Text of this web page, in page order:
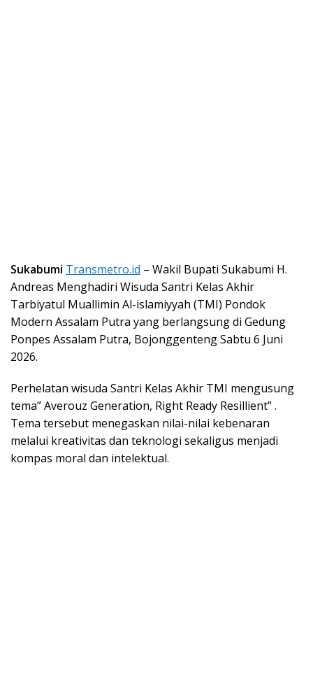
Sukabumi Transmetro.id – Wakil Bupati Sukabumi H.
Andreas Menghadiri Wisuda Santri Kelas Akhir
Tarbiyatul Muallimin Al-islamiyyah (TMI) Pondok
Modern Assalam Putra yang berlangsung di Gedung
Ponpes Assalam Putra, Bojonggenteng Sabtu 6 Juni
2026.
Perhelatan wisuda Santri Kelas Akhir TMI mengusung
tema” Averouz Generation, Right Ready Resillient” .
Tema tersebut menegaskan nilai-nilai kebenaran
melalui kreativitas dan teknologi sekaligus menjadi
kompas moral dan intelektual.